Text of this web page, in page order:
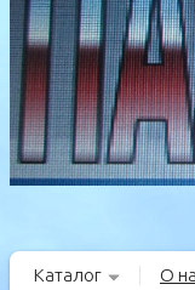
Каталог О